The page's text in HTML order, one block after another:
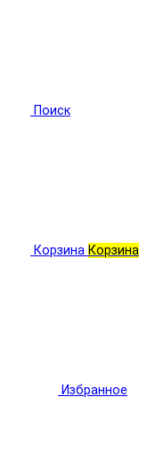
Поиск
Корзина Корзина
Избранное